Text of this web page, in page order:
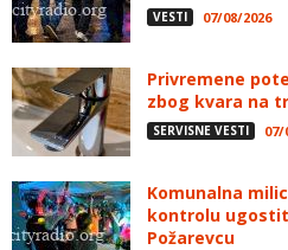
VESTI 07/08/2026
Privremene
zbog kvara na
SERVISNE VESTI 07/
Komunalna
kontrolu
Požarevcu